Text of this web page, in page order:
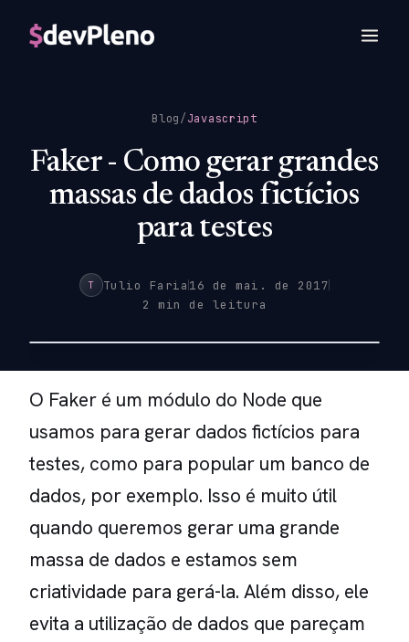
Blog/Javascript
Faker - Como gerar grandes
massas de dados fictícios
para testes
T Tulio Faria 16 de mai. de 2017
2 min de leitura
O Faker é um módulo do Node que
usamos para gerar dados fictícios para
testes, como para popular um banco de
dados, por exemplo. Isso é muito útil
quando queremos gerar uma grande
massa de dados e estamos sem
criatividade para gerá-la. Além disso, ele
evita a utilização de dados que pareçam